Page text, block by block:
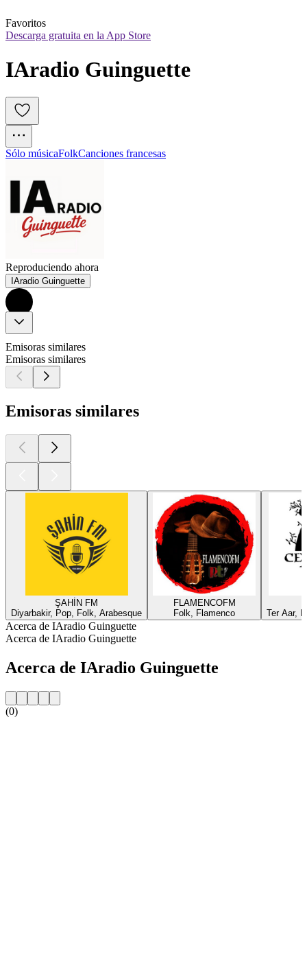
Favoritos
Descarga gratuita en la App Store
IAradio Guinguette
Sólo músicaFolkCanciones francesas
Reproduciendo ahora
IAradio Guinguette
Emisoras similares
Emisoras similares
Emisoras similares
ŞAHİN FM
Diyarbakir, Pop, Folk, Arabesque
FLAMENCOFM
Folk, Flamenco
Ter Aar,
Acerca de IAradio Guinguette
Acerca de IAradio Guinguette
Acerca de IAradio Guinguette
(0)